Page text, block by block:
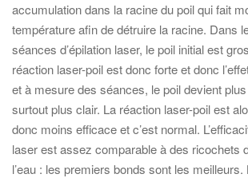
accumulation dans la racine du poil qui fait
température afin de détruire la racine. Dans
séances d’épilation laser, le poil initial est
réaction laser-poil est donc forte et donc
et à mesure des séances, le poil devient
surtout plus clair. La réaction laser-poil est
donc moins efficace et c’est normal.
laser est assez comparable à des ricochets
l’eau : les premiers bonds sont les